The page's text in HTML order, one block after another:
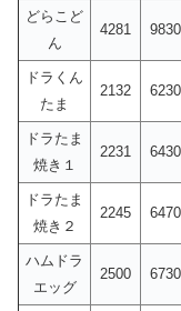
どらこど
ん
4281 9830
ドラくん
たま
2132 6230
ドラたま
焼き１
2231 6430
ドラたま
焼き２
2245 6470
ハムドラ
エッグ
2500 6730